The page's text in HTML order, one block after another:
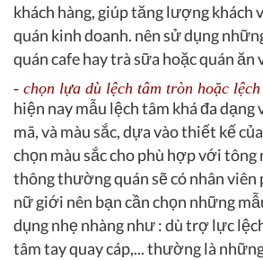
khách hàng, giúp tăng lượng khách
quán kinh doanh. nên sử dụng
quán cafe hay trà sữa hoặc quán ăn
- chọn lựa dù lệch tâm tròn hoặc lệch
hiện nay mẫu lệch tâm khá đa
mã, và màu sắc, dựa vào thiết kế
chọn màu sắc cho phù hợp với tông
thông thường quán sẽ có nhân viên
nữ giới nên bạn cần chọn những
dụng nhẹ nhàng như : dù trợ lực
tâm tay quay cáp,... thường là